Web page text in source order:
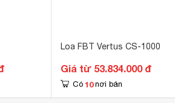
Loa FBT Vertus CS-1000
Giá từ 53.834.000 đ
Có 10 nơi bán